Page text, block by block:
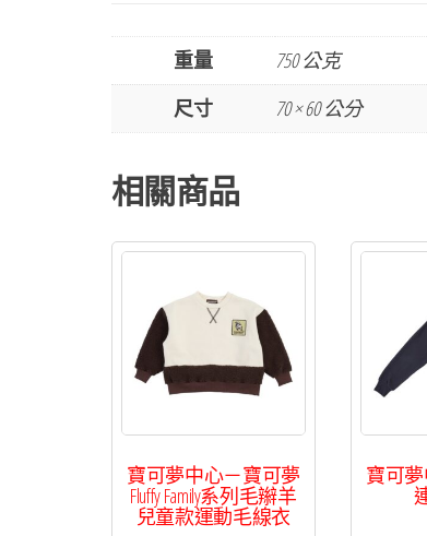
重量
750 公克
尺寸
70 × 60 公分
相關商品
寶可夢中心－寶可夢
Fluffy Family系列毛辮羊
兒童款運動毛線衣
寶可